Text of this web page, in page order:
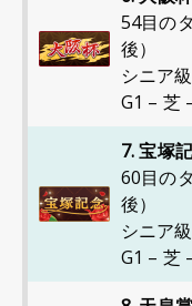
54目の
後）
シニア級
G1 – 芝
7. 宝塚
60目の
後）
シニア級
G1 – 芝